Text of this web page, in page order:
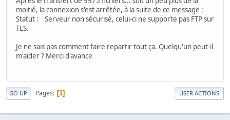
moitié, la connexion s'est arrêtée, à la suite de ce message :
Statut : Serveur non sécurisé, celui-ci ne supporte pas FTP sur
TLS.
Je ne sais pas comment faire repartir tout ça. Quelqu'un peut-il
m'aider ? Merci d'avance
GO UP Pages 1 USER ACTIONS